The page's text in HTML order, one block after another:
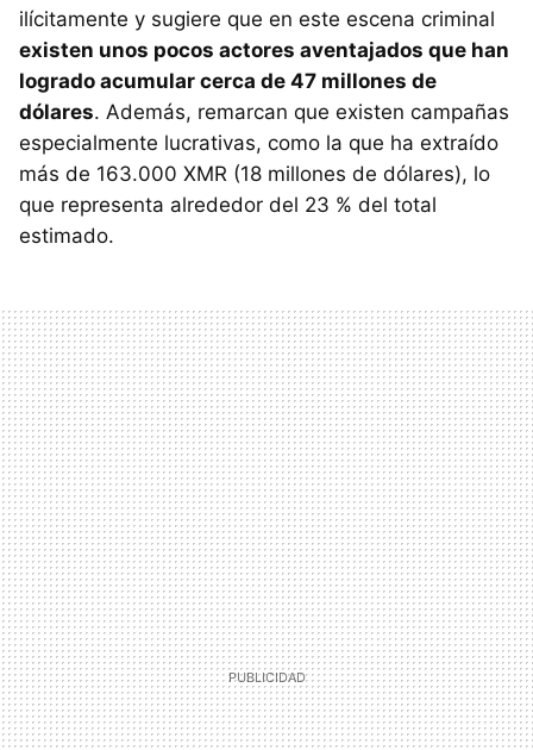
ilícitamente y sugiere que en este escena criminal
existen unos pocos actores aventajados que han
logrado acumular cerca de 47 millones de
dólares. Además, remarcan que existen campañas
especialmente lucrativas, como la que ha extraído
más de 163.000 XMR (18 millones de dólares), lo
que representa alrededor del 23 % del total
estimado.